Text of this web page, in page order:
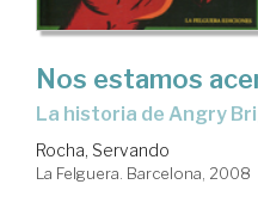
Nos estamos
la historia de Angry
Rocha, Servando
La Felguera. Barcelona, 2008